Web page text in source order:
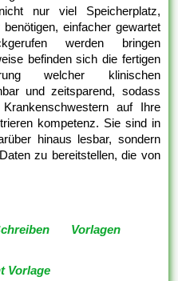
nur viel Speicherplatz,
einfacher gewartet
werden bringen
befinden sich die fertigen
welcher klinischen
und zeitsparend, sodass
auf Ihre
kompetenz. Sie sind in
hinaus lesbar, sondern
zu bereitstellen, die von
Vorlagen
Vorlage